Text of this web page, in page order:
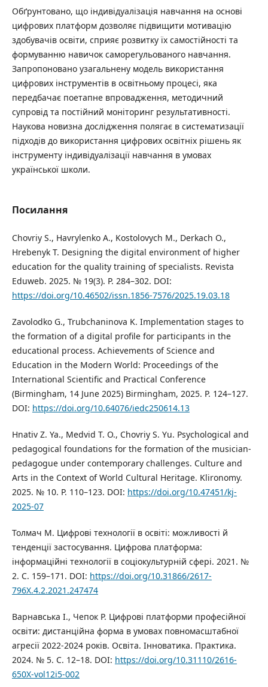
Обґрунтовано, що індивідуалізація навчання на основі
цифрових платформ дозволяє підвищити мотивацію
здобувачів освіти, сприяє розвитку їх самостійності та
формуванню навичок саморегульованого навчання.
Запропоновано узагальнену модель використання
цифрових інструментів в освітньому процесі, яка
передбачає поетапне впровадження, методичний
супровід та постійний моніторинг результативності.
Наукова новизна дослідження полягає в систематизації
підходів до використання цифрових освітніх рішень як
інструменту індивідуалізації навчання в умовах
української школи.
Посилання
Chovriy S., Havrylenko A., Kostolovych M., Derkach O.,
Hrebenyk T. Designing the digital environment of higher
education for the quality training of specialists. Revista
Eduweb. 2025. № 19(3). Р. 284–302. DOI:
https://doi.org/10.46502/issn.1856-7576/2025.19.03.18
Zavolodko G., Trubchaninova K. Implementation stages to
the formation of a digital profile for participants in the
educational process. Achievements of Science and
Education in the Modern World: Proceedings of the
International Scientific and Practical Conference
(Birmingham, 14 June 2025) Birmingham, 2025. P. 124–127.
DOI: https://doi.org/10.64076/iedc250614.13
Hnativ Z. Ya., Medvid T. O., Chovriy S. Yu. Psychological and
pedagogical foundations for the formation of the musician-
pedagogue under contemporary challenges. Culture and
Arts in the Context of World Cultural Heritage. Klironomy.
2025. № 10. Р. 110–123. DOI: https://doi.org/10.47451/kj-
2025-07
Толмач М. Цифрові технології в освіті: можливості й
тенденції застосування. Цифрова платформа:
інформаційні технології в соціокультурній сфері. 2021. №
2. С. 159–171. DOI: https://doi.org/10.31866/2617-
796X.4.2.2021.247474
Варнавська І., Чепок Р. Цифрові платформи професійної
освіти: дистанційна форма в умовах повномасштабної
агресії 2022-2024 років. Освіта. Інноватика. Практика.
2024. № 5. С. 12–18. DOI: https://doi.org/10.31110/2616-
650X-vol12i5-002